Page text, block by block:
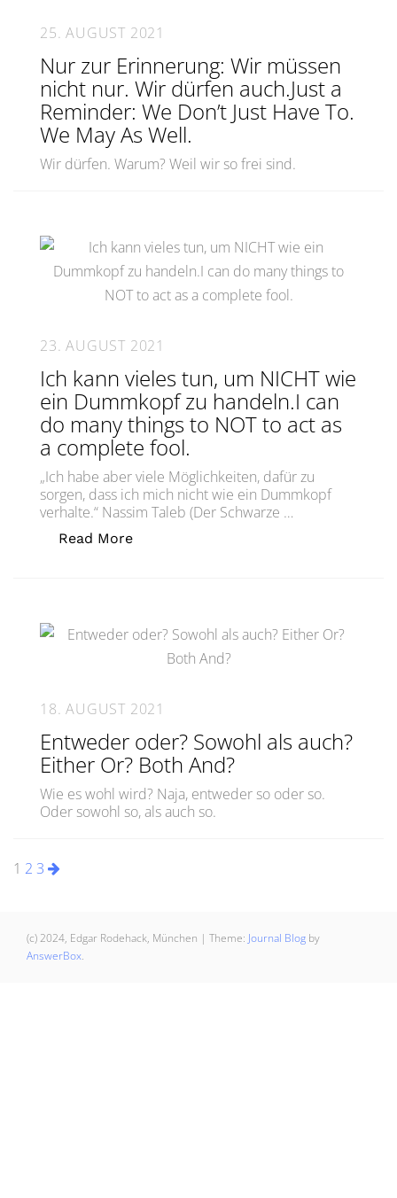
25. AUGUST 2021
Nur zur Erinnerung: Wir müssen
nicht nur. Wir dürfen auch.Just a
Reminder: We Don’t Just Have To.
We May As Well.
Wir dürfen. Warum? Weil wir so frei sind.
23. AUGUST 2021
Ich kann vieles tun, um NICHT wie
ein Dummkopf zu handeln.I can
do many things to NOT to act as
a complete fool.
„Ich habe aber viele Möglichkeiten, dafür zu
sorgen, dass ich mich nicht wie ein Dummkopf
verhalte.“ Nassim Taleb (Der Schwarze …
Read More„Ich kann vieles tun, um NICHT wie
18. AUGUST 2021
Entweder oder? Sowohl als auch?
Either Or? Both And?
Wie es wohl wird? Naja, entweder so oder so.
Oder sowohl so, als auch so.
Seitennummerierung
Beiträge
1 2 3
(c) 2024, Edgar Rodehack, München | Theme: Journal Blog by
AnswerBox.